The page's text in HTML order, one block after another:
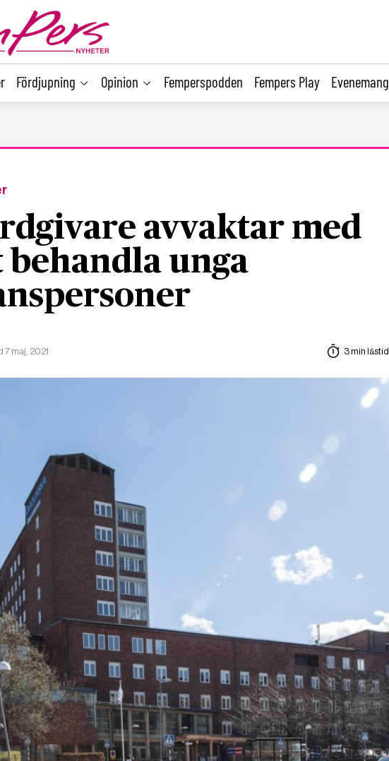
Fördjupning Opinion Femperspodden Fempers Play Evenemang
avvaktar med
behandla unga
7 maj, 2021 3 min lästid